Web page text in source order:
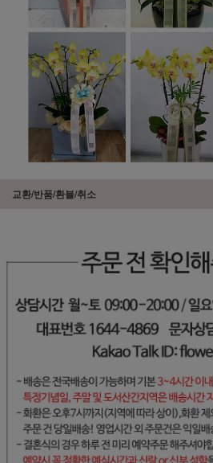
교환/반품/환불/취소